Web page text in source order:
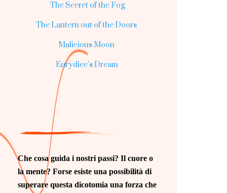
The Secret of the Fog
The Lantern out of the Doors
Malicious Moon
Eurydice’s Dream
Che cosa guida i nostri passi? Il cuore o
la mente? Forse esiste una possibilità di
superare questa dicotomia una forza che